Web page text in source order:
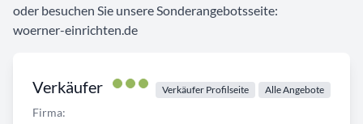
Verkäufer Verkäufer Profilseite Alle Angebote
Firma:
oder besuchen Sie unsere Sonderangebotsseite:
woerner-einrichten.de